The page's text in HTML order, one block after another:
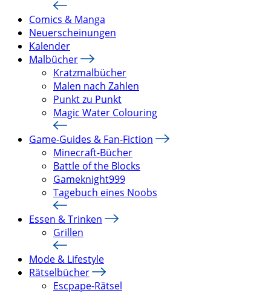
Comics & Manga
Neuerscheinungen
Kalender
Malbücher
Kratzmalbücher
Malen nach Zahlen
Punkt zu Punkt
Magic Water Colouring
Game-Guides & Fan-Fiction
Minecraft-Bücher
Battle of the Blocks
Gameknight999
Tagebuch eines Noobs
Essen & Trinken
Grillen
Mode & Lifestyle
Rätselbücher
Escpape-Rätsel